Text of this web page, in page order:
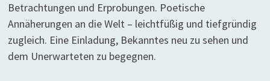
Betrachtungen und Erprobungen. Poetische
Annäherungen an die Welt – leichtfüßig und tiefgründig
zugleich. Eine Einladung, Bekanntes neu zu sehen und
dem Unerwarteten zu begegnen.